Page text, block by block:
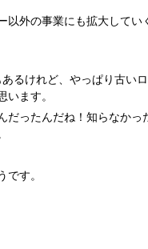
以外の事業にも拡大してい
るけれど、やっぱり古い
ます。
ったんだね！知らなかっ
す。